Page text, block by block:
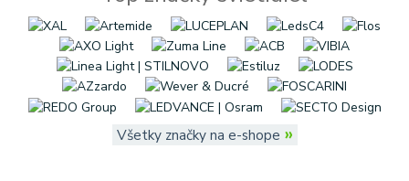
Všetky značky na e-shope »